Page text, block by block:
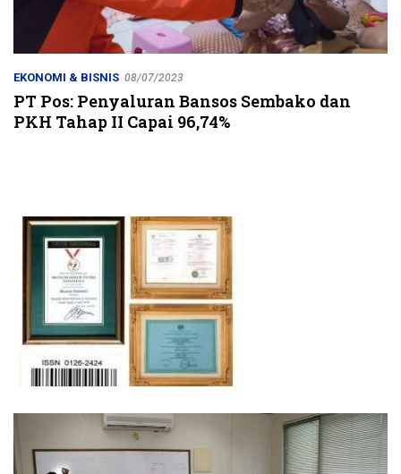
EKONOMI & BISNIS 08/07/2023
PT Pos: Penyaluran Bansos Sembako dan
PKH Tahap II Capai 96,74%